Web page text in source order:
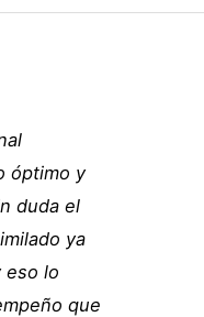
óptimo y
duda el
ya
eso lo
que